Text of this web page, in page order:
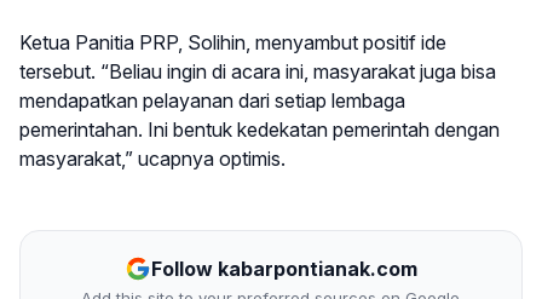
Ketua Panitia PRP, Solihin, menyambut positif ide
tersebut. “Beliau ingin di acara ini, masyarakat juga bisa
mendapatkan pelayanan dari setiap lembaga
pemerintahan. Ini bentuk kedekatan pemerintah dengan
masyarakat,” ucapnya optimis.
Follow kabarpontianak.com